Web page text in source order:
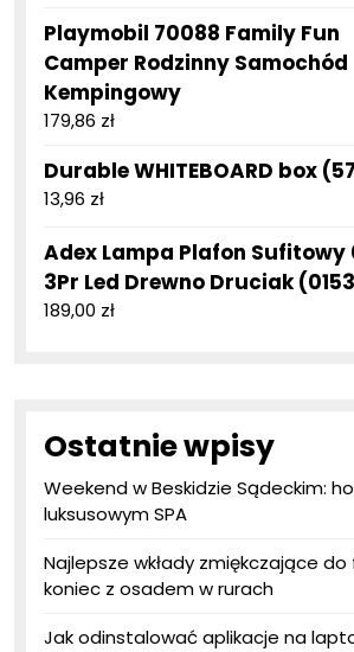
Playmobil 70088 Family Fun
Camper Rodzinny Samochód
Kempingowy
179,86 zł
Durable WHITEBOARD box
13,96 zł
Adex Lampa Plafon Sufitowy
3Pr Led Drewno Druciak
189,00 zł
Ostatnie wpisy
Weekend w Beskidzie Sądeckim:
luksusowym SPA
Najlepsze wkłady zmiękczające
koniec z osadem w rurach
Jak odinstalować aplikacje na